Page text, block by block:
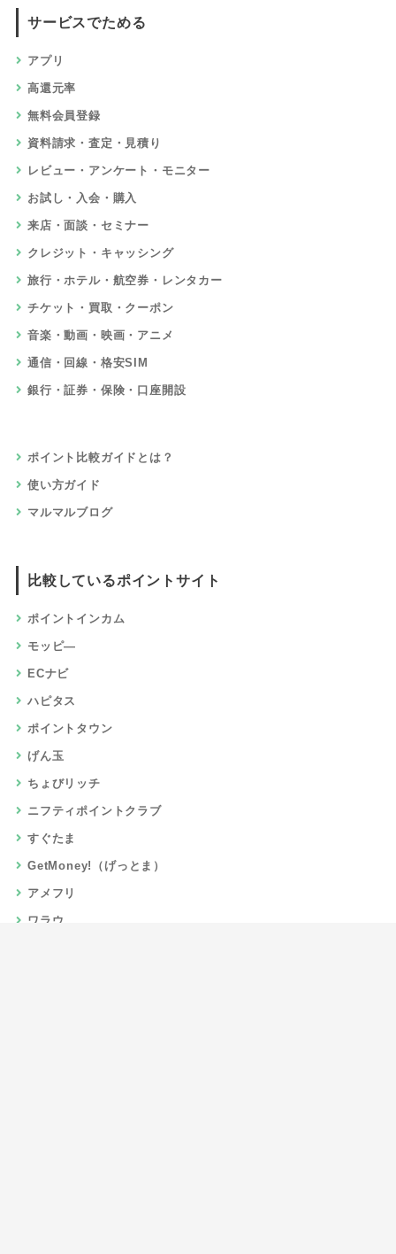
サービスでためる
アプリ
高還元率
無料会員登録
資料請求・査定・見積り
レビュー・アンケート・モニター
お試し・入会・購入
来店・面談・セミナー
クレジット・キャッシング
旅行・ホテル・航空券・レンタカー
チケット・買取・クーポン
音楽・動画・映画・アニメ
通信・回線・格安SIM
銀行・証券・保険・口座開設
ポイント比較ガイドとは？
使い方ガイド
マルマルブログ
比較しているポイントサイト
ポイントインカム
モッピ―
ECナビ
ハピタス
ポイントタウン
げん玉
ちょびリッチ
ニフティポイントクラブ
すぐたま
GetMoney!（げっとま）
アメフリ
ワラウ